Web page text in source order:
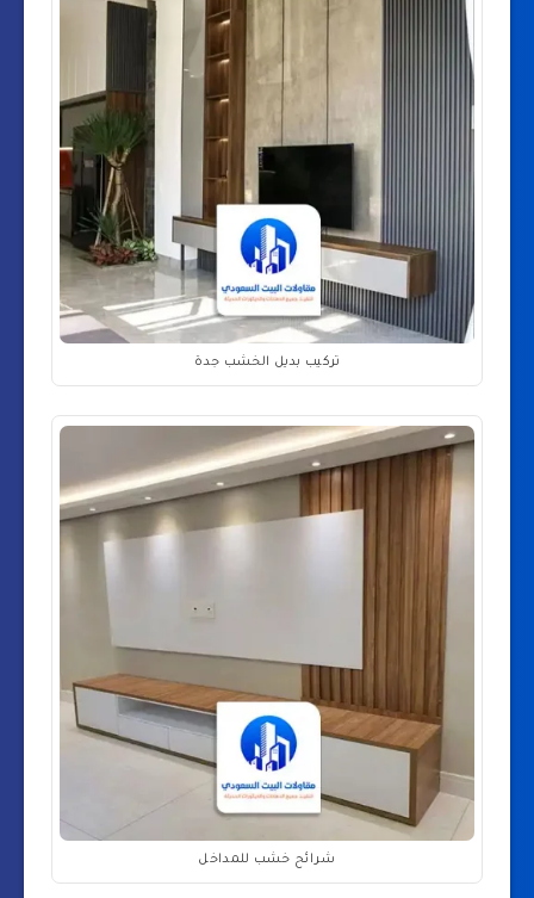
تركيب بديل الخشب جدة
شرائح خشب للمداخل